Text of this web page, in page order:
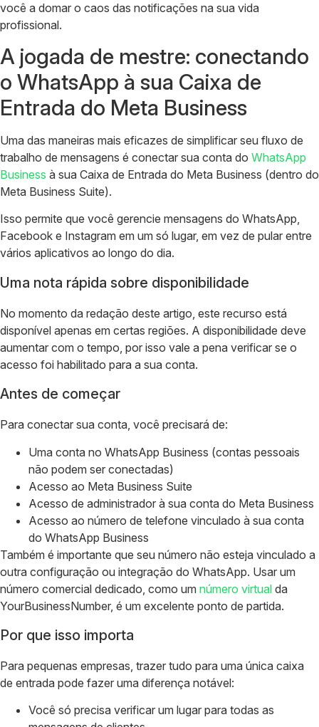
você a domar o caos das notificações na sua vida
profissional.
A jogada de mestre: conectando
o WhatsApp à sua Caixa de
Entrada do Meta Business
Uma das maneiras mais eficazes de simplificar seu fluxo de
trabalho de mensagens é conectar sua conta do WhatsApp
Business à sua Caixa de Entrada do Meta Business (dentro do
Meta Business Suite).
Isso permite que você gerencie mensagens do WhatsApp,
Facebook e Instagram em um só lugar, em vez de pular entre
vários aplicativos ao longo do dia.
Uma nota rápida sobre disponibilidade
No momento da redação deste artigo, este recurso está
disponível apenas em certas regiões. A disponibilidade deve
aumentar com o tempo, por isso vale a pena verificar se o
acesso foi habilitado para a sua conta.
Antes de começar
Para conectar sua conta, você precisará de:
Uma conta no WhatsApp Business (contas pessoais
não podem ser conectadas)
Acesso ao Meta Business Suite
Acesso de administrador à sua conta do Meta Business
Acesso ao número de telefone vinculado à sua conta
do WhatsApp Business
Também é importante que seu número não esteja vinculado a
outra configuração ou integração do WhatsApp. Usar um
número comercial dedicado, como um número virtual da
YourBusinessNumber, é um excelente ponto de partida.
Por que isso importa
Para pequenas empresas, trazer tudo para uma única caixa
de entrada pode fazer uma diferença notável:
Você só precisa verificar um lugar para todas as